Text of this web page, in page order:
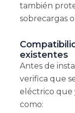
también
sobrecargas
existentes
Antes de
verifica que
eléctrico que
como: